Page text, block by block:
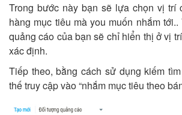
Trong bước này bạn sẽ lựa chọn vị trí
hàng mục tiêu mà you muốn nhắm
quảng cáo của bạn sẽ chỉ hiển thị ở vị
xác định.
Tiếp theo, bằng cách sử dụng kiếm
thế truy cập vào “nhắm mục tiêu theo